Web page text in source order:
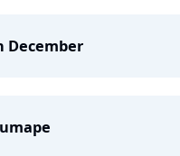
December